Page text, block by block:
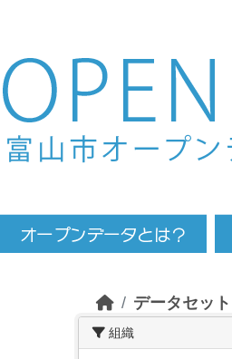
Skip to main content
データセット
組織